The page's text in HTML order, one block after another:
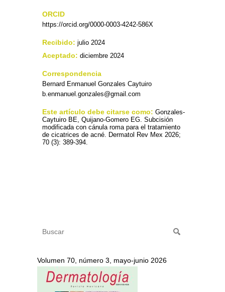
ORCID
https://orcid.org/0000-0003-4242-586X
Recibido: julio 2024
Aceptado: diciembre 2024
Correspondencia
Bernard Enmanuel Gonzales Caytuiro
b.enmanuel.gonzales@gmail.com
Este artículo debe citarse como: Gonzales-
Caytuiro BE, Quijano-Gomero EG. Subcisión
modificada con cánula roma para el tratamiento
de cicatrices de acné. Dermatol Rev Mex 2026;
70 (3): 389-394.
Volumen 70, número 3, mayo-junio 2026